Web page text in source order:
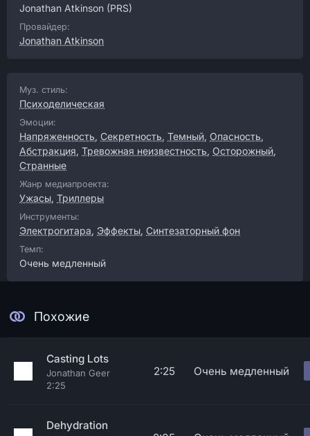
Jonathan Atkinson (PRS)
Провайдер:
Jonathan Atkinson
Муз. стиль:
Психоделическая
Эмоции:
Напряженность, Секретность, Темный, Опасность,
Абстракция, Тревожная неизвестность, Осторожный,
Странные
Жанр медиапроекта:
Ужасы, Триллеры
Инструменты:
Электрогитара, Эффекты, Синтезаторный фон
Темп:
Очень медленный
Похожие
Casting Lots
Jonathan Geer
2:25
2:25 Очень медленный
Dehydration